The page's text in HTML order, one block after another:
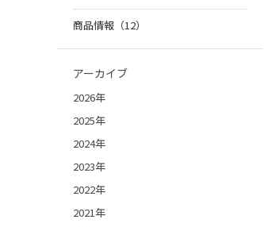
商品情報（12）
アーカイブ
2026年
2025年
2024年
2023年
2022年
2021年